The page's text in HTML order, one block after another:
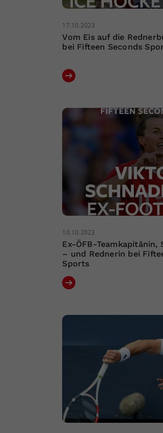
17.10.2023
Vom Eis auf die
bei Fifteen Seconds
10.10.2023
Ex-ÖFB-Teamkapitänin,
– und Rednerin bei
Sports